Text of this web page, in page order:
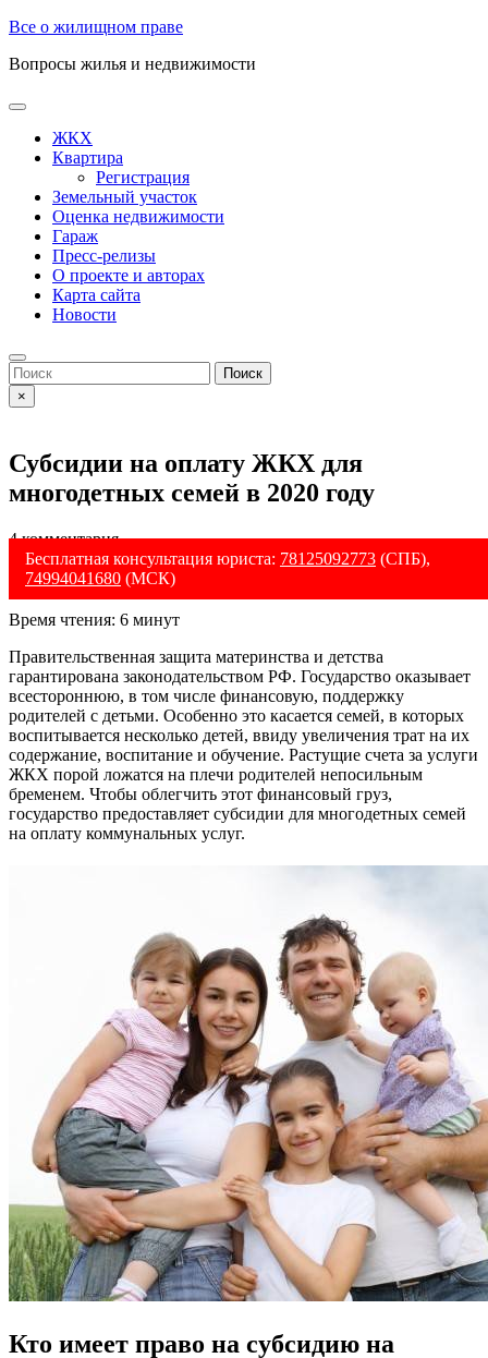
Skip
content
Все о жилищном праве
Вопросы жилья и недвижимости
Open
ButtonЖКХ
Квартира
Регистрация
Земельный участок
Оценка недвижимости
Гараж
Пресс-релизы
О проекте и авторах
Карта сайта
Новости
Close
Button
Search
for:
×
Субсидии на оплату ЖКХ для
многодетных семей в 2020 году
4 комментария
Бесплатная консультация юриста: 78125092773 (СПБ),
74994041680 (МСК)
Время чтения: 6 минут
Правительственная защита материнства и детства
гарантирована законодательством РФ. Государство оказывает
всестороннюю, в том числе финансовую, поддержку
родителей с детьми. Особенно это касается семей, в которых
воспитывается несколько детей, ввиду увеличения трат на их
содержание, воспитание и обучение. Растущие счета за услуги
ЖКХ порой ложатся на плечи родителей непосильным
бременем. Чтобы облегчить этот финансовый груз,
государство предоставляет субсидии для многодетных семей
на оплату коммунальных услуг.
Кто имеет право на субсидию на